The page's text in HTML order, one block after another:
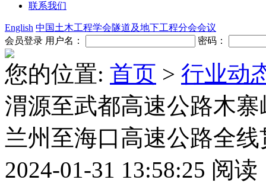
联系我们
English 中国土木工程学会隧道及地下工程分会会议
会员登录 用户名： 密码：
您的位置: 首页 > 行业动
渭源至武都高速公路木
兰州至海口高速公路全线
2024-01-31 13:58:25 阅读